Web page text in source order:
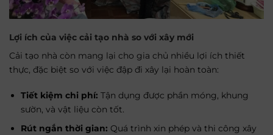
Lợi ích của việc cải tạo nhà so với xây mới
Cải tạo nhà còn mang lại cho gia chủ nhiều lợi ích thiết
thực, đặc biệt so với việc đập đi xây lại hoàn toàn:
Tiết kiệm chi phí: Tận dụng được phần móng, khung
sườn, và vật liệu còn tốt.
Rút ngắn thời gian: Quá trình xin phép và thi công xây